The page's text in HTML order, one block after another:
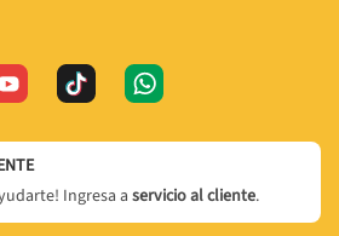
Ingresa a servicio al cliente.